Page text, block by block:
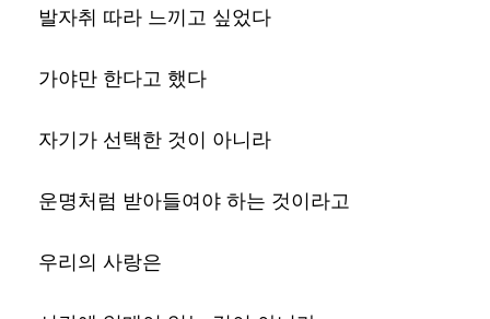
발자취 따라 느끼고 싶었다
가야만 한다고 했다
자기가 선택한 것이 아니라
운명처럼 받아들여야 하는 것이라고
우리의 사랑은